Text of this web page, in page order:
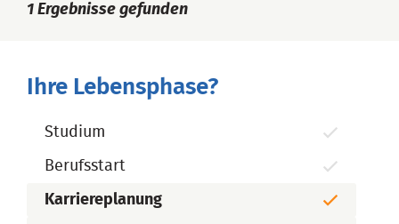
1 Ergebnisse gefunden
Ihre Lebensphase?
Studium
Berufsstart
Karriereplanung